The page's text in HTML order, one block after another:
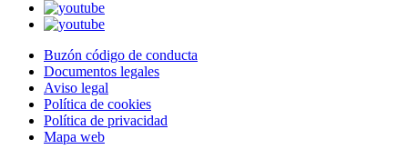
Buzón código de conducta
Documentos legales
Aviso legal
Política de cookies
Política de privacidad
Mapa web